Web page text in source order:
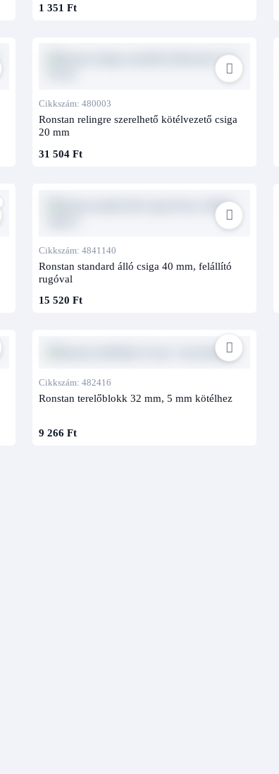
1 351 Ft
Cikkszám: 480003
Ronstan relingre szerelhető kötélvezető csiga
20 mm
31 504 Ft
Cikkszám: 4841140
Ronstan standard álló csiga 40 mm, felállító
rugóval
15 520 Ft
Cikkszám: 482416
Ronstan terelőblokk 32 mm, 5 mm kötélhez
9 266 Ft